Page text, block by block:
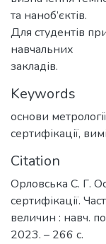
та наноб’єктів.
Для студентів
навчальних
закладів.
Keywords
основи метрології
сертифікації,
Citation
Орловська С. Г.
сертифікації.
величин : навч.
2023. – 266 с.